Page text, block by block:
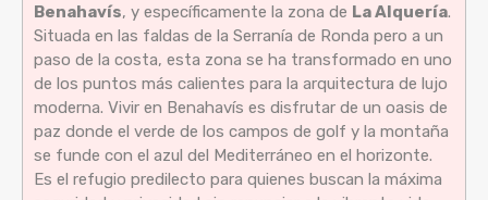
Benahavís, y específicamente la zona de La Alquería.
Situada en las faldas de la Serranía de Ronda pero a un
paso de la costa, esta zona se ha transformado en uno
de los puntos más calientes para la arquitectura de lujo
moderna. Vivir en Benahavís es disfrutar de un oasis de
paz donde el verde de los campos de golf y la montaña
se funde con el azul del Mediterráneo en el horizonte.
Es el refugio predilecto para quienes buscan la máxima